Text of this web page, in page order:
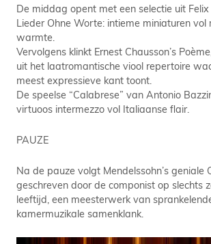
De middag opent met een selectie uit Felix
Lieder Ohne Worte: intieme miniaturen vol
warmte.
Vervolgens klinkt Ernest Chausson’s
uit het laatromantische viool repertoire
meest expressieve kant toont.
De speelse “Calabrese” van Antonio
virtuoos intermezzo vol Italiaanse flair.
PAUZE
Na de pauze volgt Mendelssohn’s geniale
geschreven door de componist op slechts
leeftijd, een meesterwerk van
kamermuzikale samenklank.